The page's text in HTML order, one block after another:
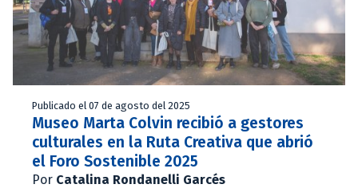
Publicado el 07 de agosto del 2025
Museo Marta Colvin recibió a gestores
culturales en la Ruta Creativa que abrió
el Foro Sostenible 2025
Por Catalina Rondanelli Garcés